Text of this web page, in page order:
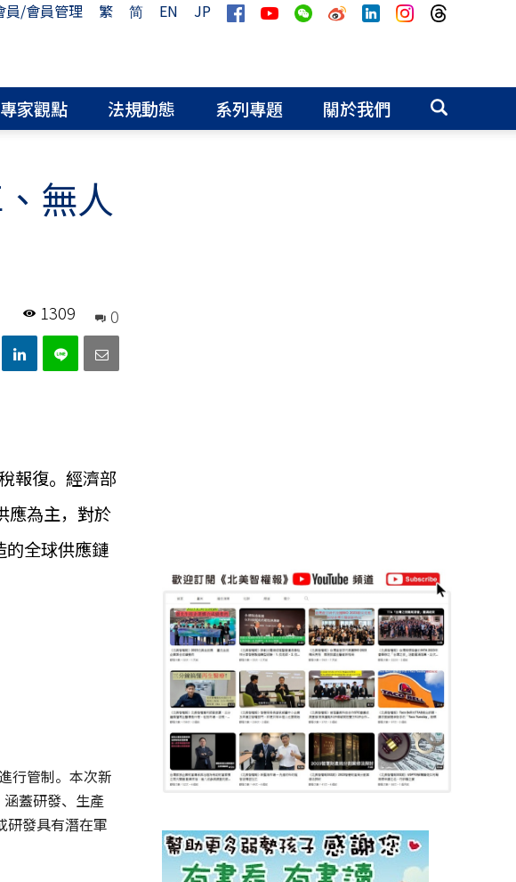
員/會員管理 繁 简 EN
JP
專家觀點 法規動態 系列專題 關於我們
無人
0
1309
報復。經濟部
應為主，對於
的全球供應鏈
行管制。本次新
蓋研發、生產
研發具有潛在軍